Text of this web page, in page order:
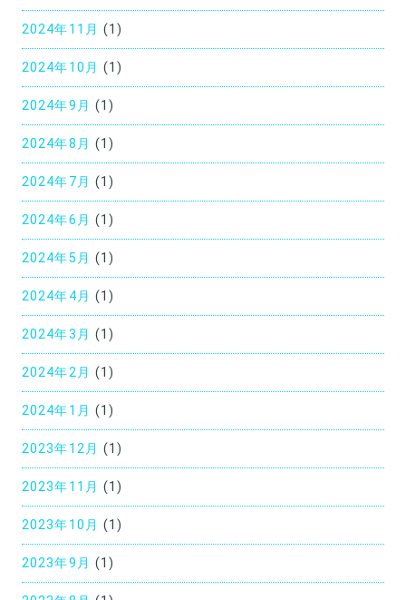
2024年11月 (1)
2024年10月 (1)
2024年9月 (1)
2024年8月 (1)
2024年7月 (1)
2024年6月 (1)
2024年5月 (1)
2024年4月 (1)
2024年3月 (1)
2024年2月 (1)
2024年1月 (1)
2023年12月 (1)
2023年11月 (1)
2023年10月 (1)
2023年9月 (1)